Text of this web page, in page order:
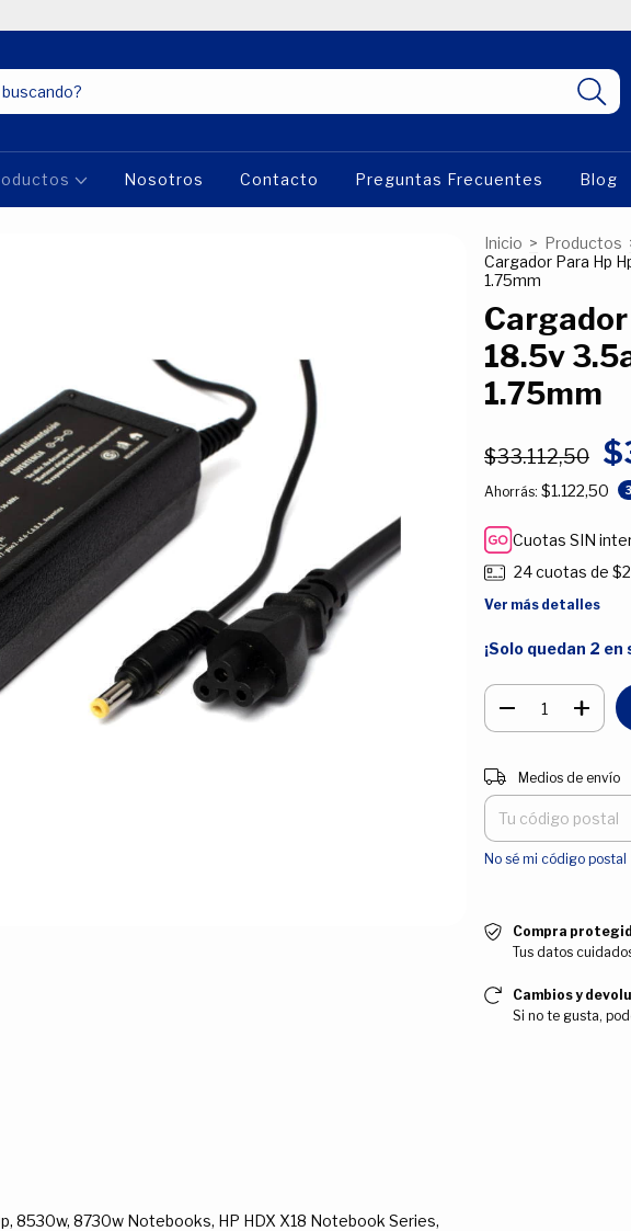
Nosotros Contacto Preguntas Frecuentes Blog
8530w, 8730w Notebooks, HP HDX X18 Notebook Series,
Inicio > Productos
Cargador Para Hp
1.75mm
Cargador
18.5v
1.75mm
$33.112,50
Ahorrás: $1.122,50 3
Cuotas SIN
24cuotas de
Ver más detalles
¡Solo quedan 2 en
Entregas para el CP:
Medios de envío
No sé mi código postal
Compra
Tus datos
Cambios y
Si no te gusta,